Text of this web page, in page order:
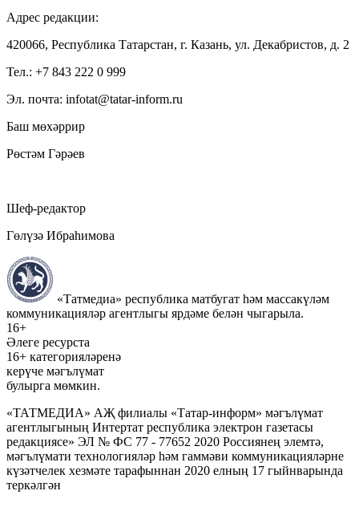
Адрес редакции:
420066, Республика Татарстан, г. Казань, ул. Декабристов, д. 2
Тел.: +7 843 222 0 999
Эл. почта: infotat@tatar-inform.ru
Баш мөхәррир
Рөстәм Гәрәев
Шеф-редактор
Гөлүзә Ибраһимова
«Татмедиа» республика матбугат һәм массакүләм
коммуникацияләр агентлыгы ярдәме белән чыгарыла.
16+
Әлеге ресурста
16+ категорияләренә
керүче мәгълүмат
булырга мөмкин.
«ТАТМЕДИА» АҖ филиалы «Татар-информ» мәгълүмат
агентлыгының Интертат республика электрон газетасы
редакциясе» ЭЛ № ФС 77 - 77652 2020 Россиянең элемтә,
мәгълүмати технологияләр һәм гаммәви коммуникацияләрне
күзәтчелек хезмәте тарафыннан 2020 елның 17 гыйнварында
теркәлгән